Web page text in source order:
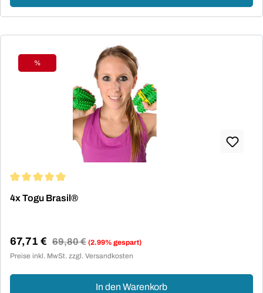
Rabatt
%
4x Togu Brasil®
Verkaufspreis:
67,71 € Regulärer Preis:
69,80 € (2.99% gespart)
Preise inkl. MwSt. zzgl. Versandkosten
In den Warenkorb